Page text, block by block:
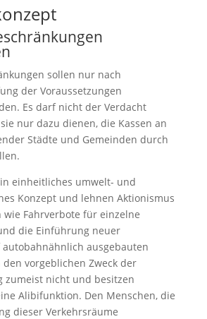
sollen nur nach
der Voraussetzungen
Es darf nicht der Verdacht
nur dazu dienen, die Kassen an
Städte und Gemeinden durch
einheitliches umwelt- und
Konzept und lehnen Aktionismus
Fahrverbote für einzelne
die Einführung neuer
ausgebauten
vorgeblichen Zweck der
zumeist nicht und besitzen
Alibifunktion. Den Menschen, die
dieser Verkehrsräume